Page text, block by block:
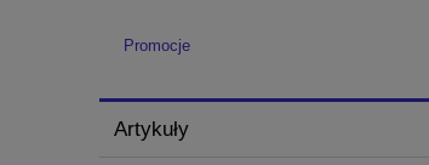
Promocje
Artykuły